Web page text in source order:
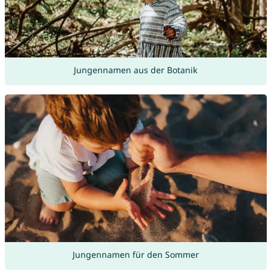
Jungennamen aus der Botanik
Jungennamen für den Sommer